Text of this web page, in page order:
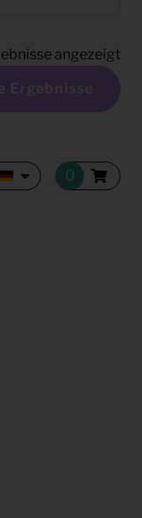
angezeigt
Ergebnisse